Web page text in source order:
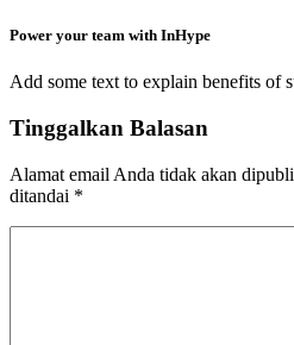
Power your team with InHype
Add some text to explain benefits of
Tinggalkan Balasan
Alamat email Anda tidak akan
ditandai *